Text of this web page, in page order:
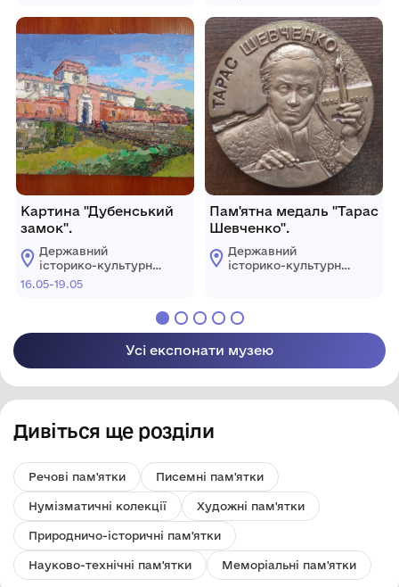
Картина "Дубенський
замок".
Державний
історико-культурний
заповідник м. Дубно
16.05-19.05
Пам'ятна медаль "Тарас
Шевченко".
Державний
історико-культурний
Усі експонати музею
Дивіться ще розділи
Речові пам'ятки Писемні пам'ятки
Нумізматичні колекції Художні пам'ятки
Природничо-історичні пам'ятки
Науково-технічні пам'ятки Меморіальні пам'ятки